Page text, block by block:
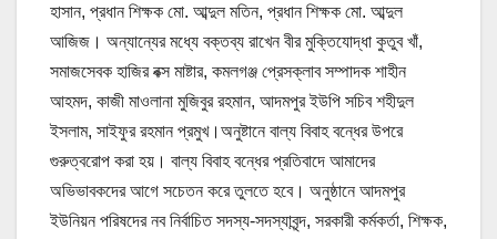
হাসান, প্রধান শিক্ষক মো. আব্দুল মতিন, প্রধান শিক্ষক মো. আব্দুল
আজিজ। অন্যান্যের মধ্যে বক্তব্য রাখেন বীর মুক্তিযোদ্ধা কুতুব খাঁ,
সমাজসেবক হাজির বক্স মাষ্টার, কমলগঞ্জ প্রেসক্লাব সম্পাদক শাহীন
আহমদ, কাজী মাওলানা মুজিবুর রহমান, আদমপুর ইউপি সচিব শহীদুল
ইসলাম, সাইফুর রহমান প্রমুখ।অনুষ্টানে বাল্য বিবাহ বন্ধের উপরে
গুরুত্বরোপ করা হয়। বাল্য বিবাহ বন্ধের প্রতিবাদে আমাদের
অভিভাবকদের আগে সচেতন করে তুলতে হবে। অনুষ্ঠানে আদমপুর
ইউনিয়ন পরিষদের নব নির্বাচিত সদস্য-সদস্যাবৃন্দ, সরকারী কর্মকর্তা, শিক্ষক,